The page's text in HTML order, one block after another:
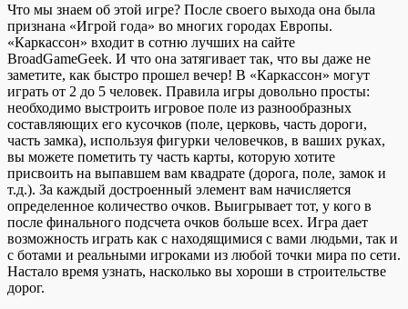
Что мы знаем об этой игре? После своего выхода она была
признана «Игрой года» во многих городах Европы.
«Каркассон» входит в сотню лучших на сайте
BroadGameGeek. И что она затягивает так, что вы даже не
заметите, как быстро прошел вечер! В «Каркассон» могут
играть от 2 до 5 человек. Правила игры довольно просты:
необходимо выстроить игровое поле из разнообразных
составляющих его кусочков (поле, церковь, часть дороги,
часть замка), используя фигурки человечков, в ваших руках,
вы можете пометить ту часть карты, которую хотите
присвоить на выпавшем вам квадрате (дорога, поле, замок и
т.д.). За каждый достроенный элемент вам начисляется
определенное количество очков. Выигрывает тот, у кого в
после финального подсчета очков больше всех. Игра дает
возможность играть как с находящимися с вами людьми, так и
с ботами и реальными игроками из любой точки мира по сети.
Настало время узнать, насколько вы хороши в строительстве
дорог.